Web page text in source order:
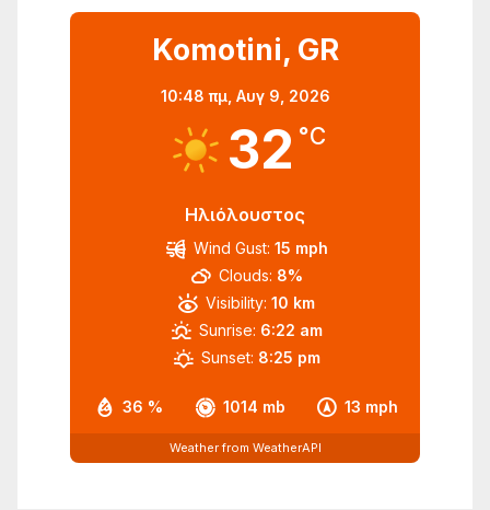
Komotini, GR
10:48 πμ, Αυγ 9, 2026
32 °C
Ηλιόλουστος
36 % 1014 mb 13 mph
Wind Gust: 15 mph
Clouds: 8%
Visibility: 10 km
Sunrise: 6:22 am
Sunset: 8:25 pm
Weather from WeatherAPI